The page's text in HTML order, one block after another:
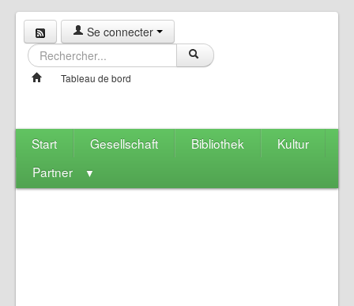
Se connecter
Tableau de bord
Start Gesellschaft Bibliothek
Kultur
Partner
▼